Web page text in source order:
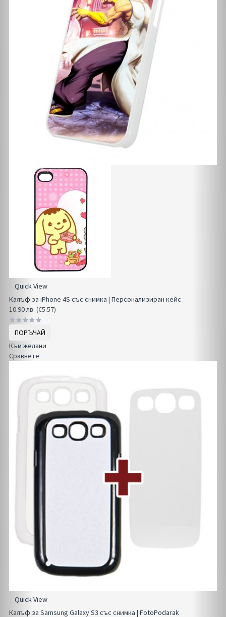
Quick View
Калъф за iPhone 4S със снимка | Персонализиран кейс
10.90 лв. (€5.57)
ПОРЪЧАЙ
Към желани
Сравнете
Quick View
Калъф за Samsung Galaxy S3 със снимка | FotoPodarak